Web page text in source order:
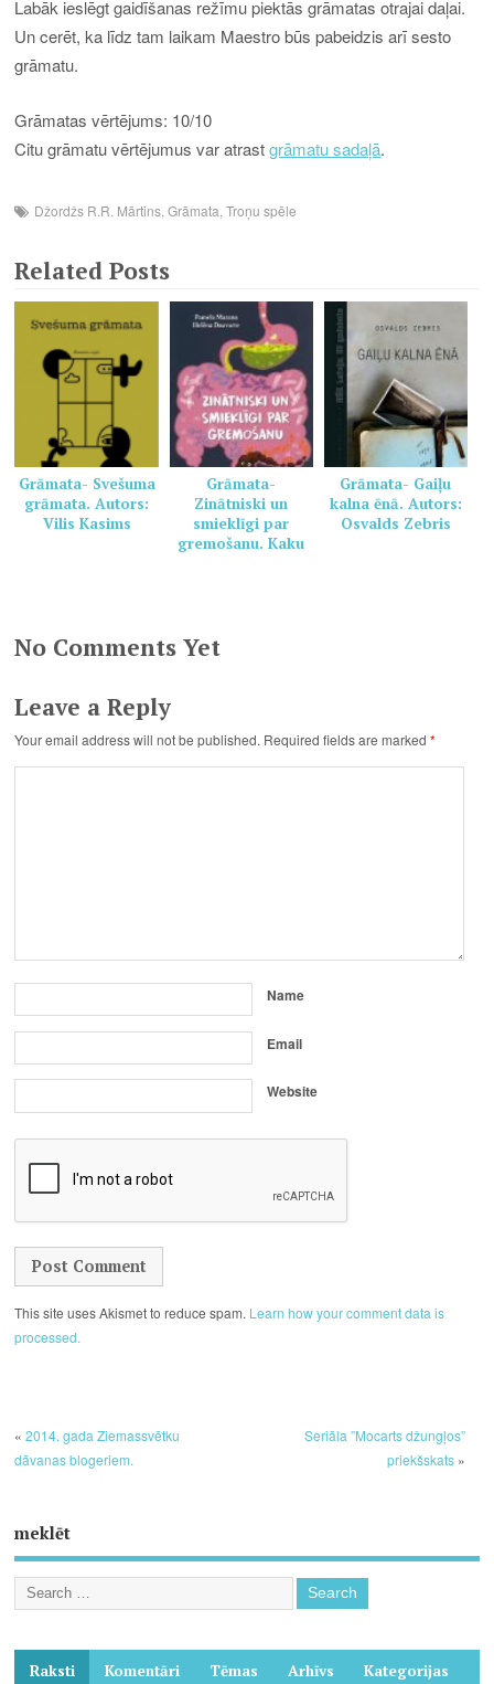
Labāk ieslēgt gaidīšanas režīmu piektās grāmatas otrajai daļai.
Un cerēt, ka līdz tam laikam Maestro būs pabeidzis arī sesto
grāmatu.
Grāmatas vērtējums: 10/10
Citu grāmatu vērtējumus var atrastgrāmatu sadaļā.
Džordžs R.R. Mārtins ,Grāmata ,Troņu spēle
Related Posts
Grāmata- Svešuma
grāmata. Autors:
Vilis Kasims
Grāmata-
Zinātniski un
smieklīgi par
gremošanu. Kaku
Grāmata- Gaiļu
kalna ēnā. Autors:
Osvalds Zebris
No Comments Yet
Leave a Reply
Your email address will not be published. Required fields are marked*
Name
Email
Website
This site uses Akismet to reduce spam. Learn how your comment data is
processed.
«2014. gada Ziemassvētku
dāvanas blogeriem.
Seriāla ”Mocarts džungļos”
priekšskats»
meklēt
Raksti Komentāri Tēmas Arhīvs Kategorijas